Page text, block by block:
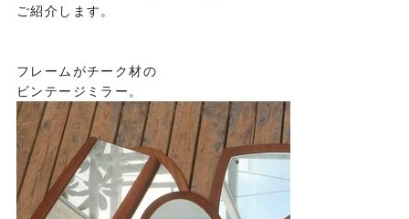
ご紹介します。
フレームがチーク材の
ビンテージミラー。